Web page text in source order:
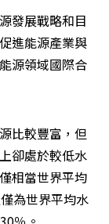
發展戰略和目
進能源產業與
源領域國際合
比較豐富，但
卻處於較低水
相當世界平均
為世界平均水